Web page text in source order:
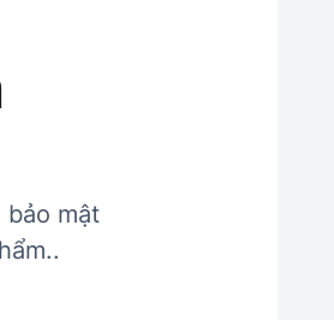
bảo mật